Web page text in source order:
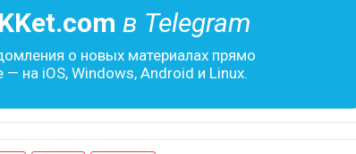
в Telegram
о новых материалах прямо
на iOS, Windows, Android и Linux.